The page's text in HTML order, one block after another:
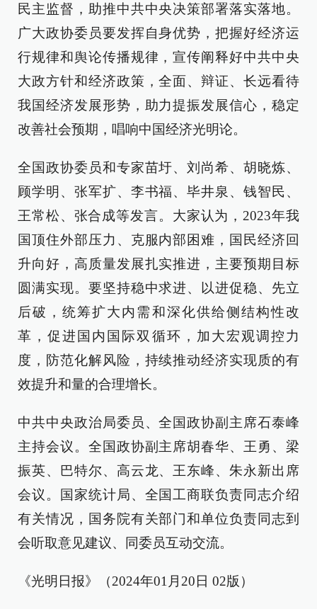
民主监督，助推中共中央决策部署落实落地。
广大政协委员要发挥自身优势，把握好经济运
行规律和舆论传播规律，宣传阐释好中共中央
大政方针和经济政策，全面、辩证、长远看待
我国经济发展形势，助力提振发展信心，稳定
改善社会预期，唱响中国经济光明论。
全国政协委员和专家苗圩、刘尚希、胡晓炼、
顾学明、张军扩、李书福、毕井泉、钱智民、
王常松、张合成等发言。大家认为，2023年我
国顶住外部压力、克服内部困难，国民经济回
升向好，高质量发展扎实推进，主要预期目标
圆满实现。要坚持稳中求进、以进促稳、先立
后破，统筹扩大内需和深化供给侧结构性改
革，促进国内国际双循环，加大宏观调控力
度，防范化解风险，持续推动经济实现质的有
效提升和量的合理增长。
中共中央政治局委员、全国政协副主席石泰峰
主持会议。全国政协副主席胡春华、王勇、梁
振英、巴特尔、高云龙、王东峰、朱永新出席
会议。国家统计局、全国工商联负责同志介绍
有关情况，国务院有关部门和单位负责同志到
会听取意见建议、同委员互动交流。
《光明日报》（2024年01月20日 02版）